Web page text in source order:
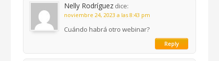
Nelly Rodríguez dice:
noviembre 24, 2023 a las 8:43 pm
Cuándo habrá otro webinar?
Reply